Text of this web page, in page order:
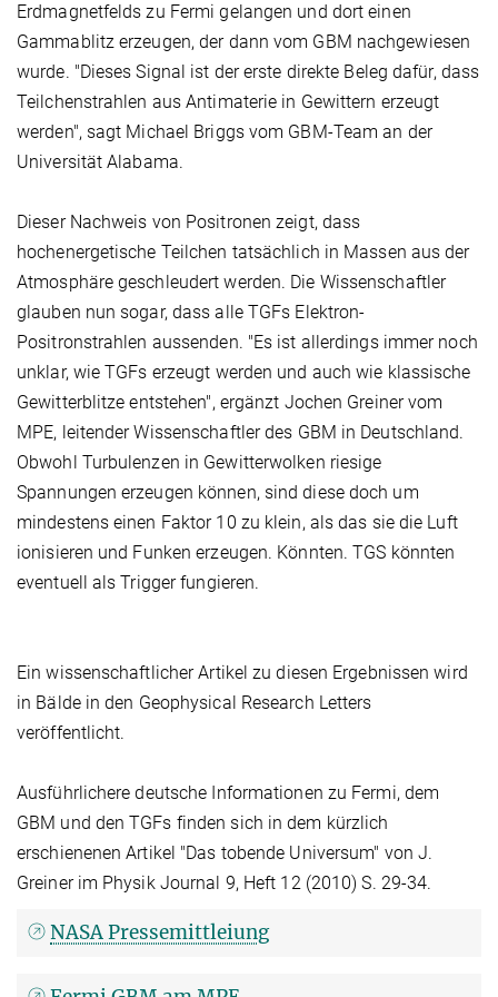
Erdmagnetfelds zu Fermi gelangen und dort einen
Gammablitz erzeugen, der dann vom GBM nachgewiesen
wurde. "Dieses Signal ist der erste direkte Beleg dafür, dass
Teilchenstrahlen aus Antimaterie in Gewittern erzeugt
werden", sagt Michael Briggs vom GBM-Team an der
Universität Alabama.
Dieser Nachweis von Positronen zeigt, dass
hochenergetische Teilchen tatsächlich in Massen aus der
Atmosphäre geschleudert werden. Die Wissenschaftler
glauben nun sogar, dass alle TGFs Elektron-
Positronstrahlen aussenden. "Es ist allerdings immer noch
unklar, wie TGFs erzeugt werden und auch wie klassische
Gewitterblitze entstehen", ergänzt Jochen Greiner vom
MPE, leitender Wissenschaftler des GBM in Deutschland.
Obwohl Turbulenzen in Gewitterwolken riesige
Spannungen erzeugen können, sind diese doch um
mindestens einen Faktor 10 zu klein, als das sie die Luft
ionisieren und Funken erzeugen. Könnten. TGS könnten
eventuell als Trigger fungieren.
Ein wissenschaftlicher Artikel zu diesen Ergebnissen wird
in Bälde in den Geophysical Research Letters
veröffentlicht.
Ausführlichere deutsche Informationen zu Fermi, dem
GBM und den TGFs finden sich in dem kürzlich
erschienenen Artikel "Das tobende Universum" von J.
Greiner im Physik Journal 9, Heft 12 (2010) S. 29-34.
NASA Pressemittleiung